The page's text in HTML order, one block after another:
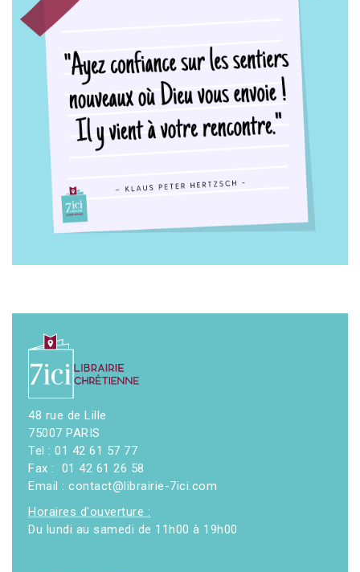
48 rue de Lille
75007 PARIS
Tel : 01 42 61 57 77
Fax : 01 42 61 26 58
Email : contact@librairie-7ici.com
Horaires d'ouverture :
Du lundi au samedi de 11h00 à 19h00